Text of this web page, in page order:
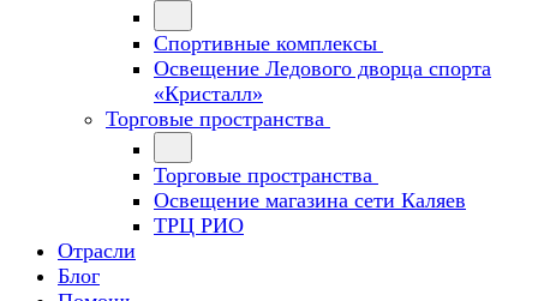
Спортивные комплексы
Освещение Ледового дворца спорта
«Кристалл»
Торговые пространства
Торговые пространства
Освещение магазина сети Каляев
ТРЦ РИО
Отрасли
Блог